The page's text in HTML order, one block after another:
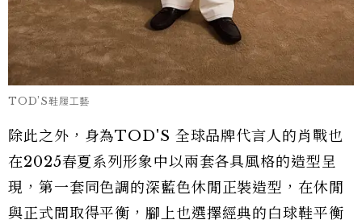
TOD’S鞋履工藝
除此之外，身為TOD'S 全球品牌代言人的肖戰也
在2025春夏系列形象中以兩套各具風格的造型呈
現，第一套同色調的深藍色休閒正裝造型，在休閒
與正式間取得平衡，腳上也選擇經典的白球鞋平衡